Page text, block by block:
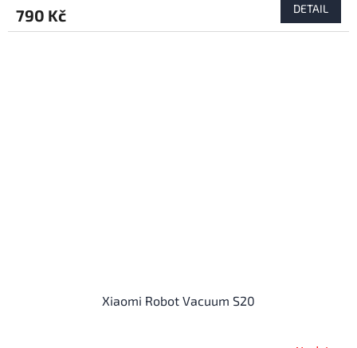
790 Kč DETAIL
Xiaomi Robot Vacuum S20